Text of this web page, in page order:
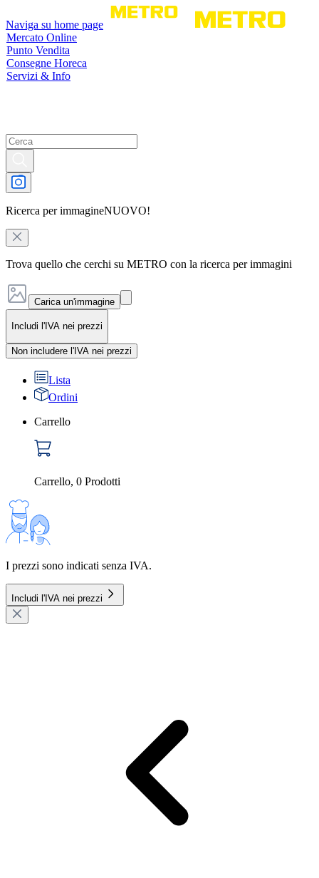
Naviga su home page
Mercato Online
Punto Vendita
Consegne Horeca
Servizi & Info
Ricerca per immagineNUOVO!
Trova quello che cerchi su METRO con la ricerca per immagini
Carica un'immagine
Includi l'IVA nei prezzi
Non includere l'IVA nei prezzi
Lista
Ordini
Carrello
Carrello, 0 Prodotti
I prezzi sono indicati senza IVA.
Includi l'IVA nei prezzi